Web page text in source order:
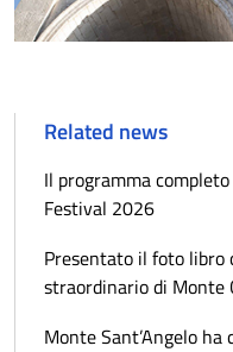
Related news
Il programma
Festival 2026
Presentato il foto libro
straordinario di Monte
Monte Sant’Angelo ha